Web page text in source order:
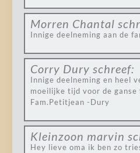
Morren Chantal
Innige deelneming aan de
Corry Dury schreef:
Innige deelneming en heel
moeilijke tijd voor de ganse
Fam.Petitjean -Dury
Kleinzoon marvin
Hey lieve oma ik ben zo